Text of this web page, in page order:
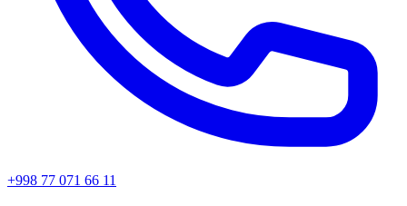
+998 77 071 66 11